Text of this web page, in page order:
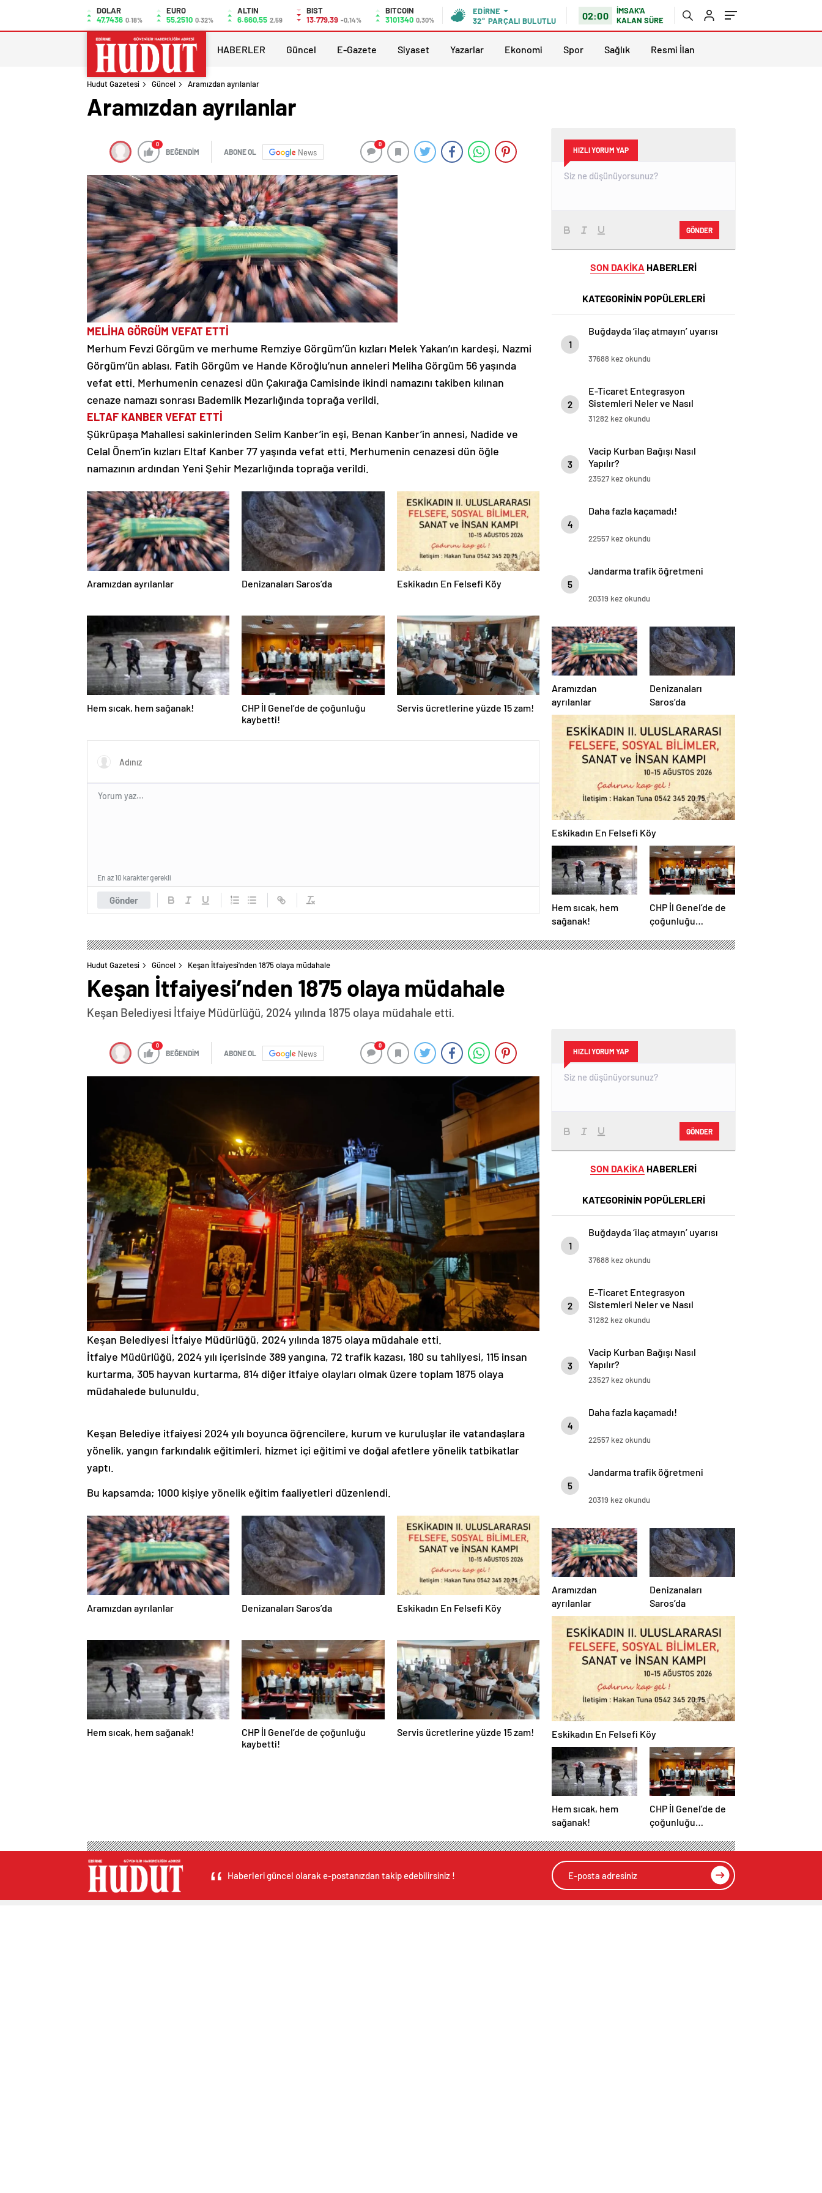
DOLAR
47,7436 0.18%
EURO
55,2510 0.32%
ALTIN
6.660,55 2,59
BIST
13.779,39 -0,14%
BITCOIN
3101340 0,30%
EDIRNE
32° PARÇALI BULUTLU 02:00
İMSAK'A
KALAN SÜRE
HABERLER Güncel E-Gazete Siyaset Yazarlar Ekonomi Spor Sağlık Resmi İlan
Hudut Gazetesi Güncel Aramızdan ayrılanlar
Aramızdan ayrılanlar
0
BEĞENDİM ABONE OL News
0
MELİHA GÖRGÜM VEFAT ETTİ
Merhum Fevzi Görgüm ve merhume Remziye Görgüm’ün kızları Melek Yakan’ın kardeşi, Nazmi
Görgüm’ün ablası, Fatih Görgüm ve Hande Köroğlu’nun anneleri Meliha Görgüm 56 yaşında
vefat etti. Merhumenin cenazesi dün Çakırağa Camisinde ikindi namazını takiben kılınan
cenaze namazı sonrası Bademlik Mezarlığında toprağa verildi.
ELTAF KANBER VEFAT ETTİ
Şükrüpaşa Mahallesi sakinlerinden Selim Kanber’in eşi, Benan Kanber’in annesi, Nadide ve
Celal Önem’in kızları Eltaf Kanber 77 yaşında vefat etti. Merhumenin cenazesi dün öğle
namazının ardından Yeni Şehir Mezarlığında toprağa verildi.
Aramızdan ayrılanlar Denizanaları Saros’da Eskikadın En Felsefi Köy
Hem sıcak, hem sağanak!
CHP İl Genel’de de çoğunluğu
kaybetti!
Servis ücretlerine yüzde 15 zam!
Gönder
En az 10 karakter gerekli
HIZLI YORUM YAP
GÖNDER
SON DAKİKA HABERLERİ
KATEGORİNİN POPÜLERLERİ
1
Buğdayda ‘ilaç atmayın’ uyarısı
37688 kez okundu
2
E-Ticaret Entegrasyon
Sistemleri Neler ve Nasıl
Yapılır?
31282 kez okundu
3
Vacip Kurban Bağışı Nasıl
Yapılır?
23527 kez okundu
4
Daha fazla kaçamadı!
22557 kez okundu
5
Jandarma trafik öğretmeni
20319 kez okundu
Aramızdan
ayrılanlar
Denizanaları
Saros’da
Eskikadın En Felsefi Köy
Hem sıcak, hem
sağanak!
CHP İl Genel’de de
çoğunluğu
Hudut Gazetesi Güncel Keşan İtfaiyesi’nden 1875 olaya müdahale
Keşan İtfaiyesi’nden 1875 olaya müdahale
Keşan Belediyesi İtfaiye Müdürlüğü, 2024 yılında 1875 olaya müdahale etti.
0
BEĞENDİM ABONE OL News
0
Keşan Belediyesi İtfaiye Müdürlüğü, 2024 yılında 1875 olaya müdahale etti.
İtfaiye Müdürlüğü, 2024 yılı içerisinde 389 yangına, 72 trafik kazası, 180 su tahliyesi, 115 insan
kurtarma, 305 hayvan kurtarma, 814 diğer itfaiye olayları olmak üzere toplam 1875 olaya
müdahalede bulunuldu.
Keşan Belediye itfaiyesi 2024 yılı boyunca öğrencilere, kurum ve kuruluşlar ile vatandaşlara
yönelik, yangın farkındalık eğitimleri, hizmet içi eğitimi ve doğal afetlere yönelik tatbikatlar
yaptı.
Bu kapsamda; 1000 kişiye yönelik eğitim faaliyetleri düzenlendi.
Aramızdan ayrılanlar Denizanaları Saros’da Eskikadın En Felsefi Köy
Hem sıcak, hem sağanak!
CHP İl Genel’de de çoğunluğu
kaybetti!
Servis ücretlerine yüzde 15 zam!
HIZLI YORUM YAP
GÖNDER
SON DAKİKA HABERLERİ
KATEGORİNİN POPÜLERLERİ
1
Buğdayda ‘ilaç atmayın’ uyarısı
37688 kez okundu
2
E-Ticaret Entegrasyon
Sistemleri Neler ve Nasıl
Yapılır?
31282 kez okundu
3
Vacip Kurban Bağışı Nasıl
Yapılır?
23527 kez okundu
4
Daha fazla kaçamadı!
22557 kez okundu
5
Jandarma trafik öğretmeni
20319 kez okundu
Aramızdan
ayrılanlar
Denizanaları
Saros’da
Eskikadın En Felsefi Köy
Hem sıcak, hem
sağanak!
CHP İl Genel’de de
çoğunluğu
Haberleri güncel olarak e-postanızdan takip edebilirsiniz !